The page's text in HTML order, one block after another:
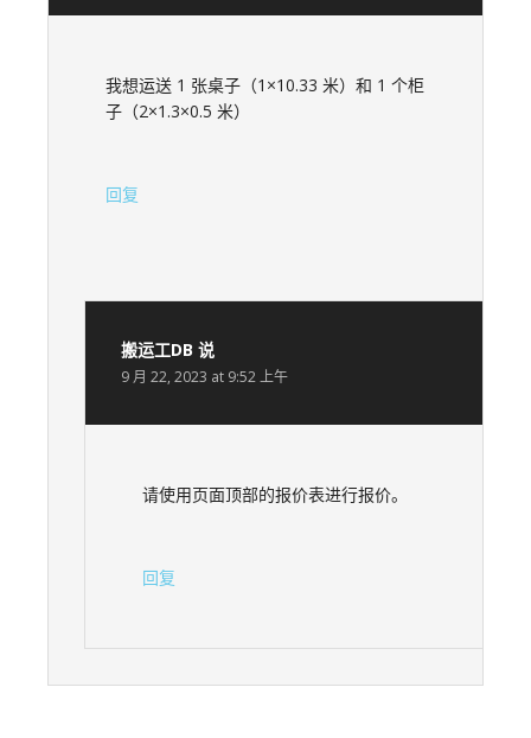
我想运送 1 张桌子（1×10.33 米）和 1 个柜
子（2×1.3×0.5 米）
回复
搬运工DB 说
9 月 22, 2023 at 9:52 上午
请使用页面顶部的报价表进行报价。
回复